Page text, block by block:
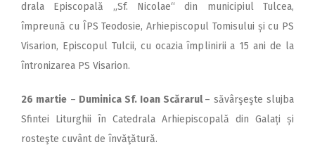
drala Episcopală „Sf. Nicolae“ din municipiul Tulcea,
împreună cu ÎPS Teodosie, Arhiepiscopul Tomi­sului și cu PS
Visarion, Episcopul Tulcii, cu ocazia împlinirii a 15 ani de la
întronizarea PS Visarion.
26 martie– Duminica Sf. Ioan Scărarul– săvârşeşte slujba
Sfintei Liturghii în Catedrala Arhiepiscopală din Galați și
rosteşte cuvânt de învăţătură.